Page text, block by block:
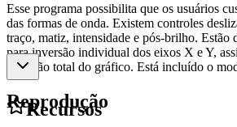
Esse programa possibilita que os usuários
das formas de onda. Existem controles
traço, matiz, intensidade e pós-brilho. Estão
para inversão individual dos eixos X e Y,
inversão total do gráfico. Está incluído o
Reprodução
Recursos